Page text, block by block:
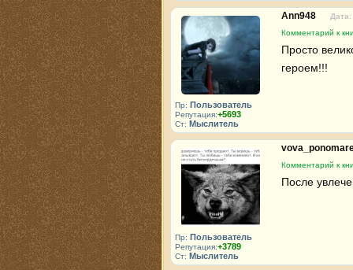
Пр: Пользователь
Репутация:+5693
Ст: Мыслитель
Ann948
Комментарий к
Просто
героем!!!
Пр: Пользователь
Репутация:+3789
Ст: Мыслитель
Комментарий к
После